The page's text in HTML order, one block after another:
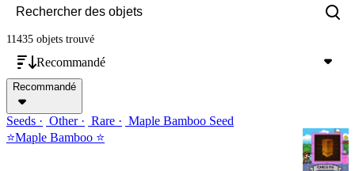
11435 objets trouvé
Recommandé
Recommandé
Seeds Other Rare
Maple Bamboo Seed
⭐Maple Bamboo ⭐